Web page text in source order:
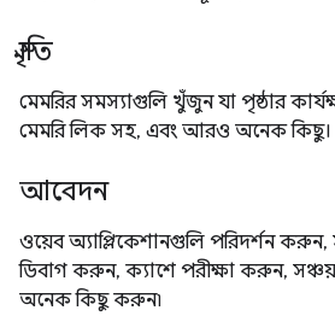
স্মৃতি
মেমরির সমস্যাগুলি খুঁজুন যা পৃষ্ঠার
মেমরি লিক সহ, এবং আরও অনেক কিছু।
আবেদন
ওয়েব অ্যাপ্লিকেশানগুলি পরিদর্শন
ডিবাগ করুন, ক্যাশে পরীক্ষা করুন,
অনেক কিছু করুন৷